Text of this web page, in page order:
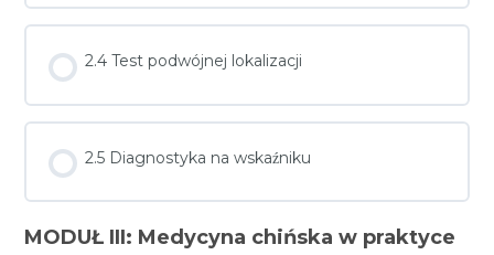
2.4 Test podwójnej lokalizacji
2.5 Diagnostyka na wskaźniku
MODUŁ III: Medycyna chińska w praktyce